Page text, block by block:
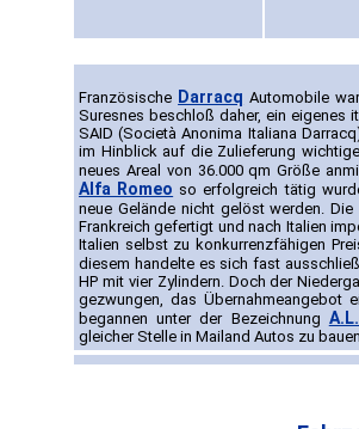
Französische Darracq Automobile
Suresnes beschloß daher, ein eigenes
SAID (Società Anonima Italiana
im Hinblick auf die Zulieferung
neues Areal von 36.000 qm Größe
Alfa Romeo so erfolgreich tätig
neue Gelände nicht gelöst werden.
Frankreich gefertigt und nach Italien
Italien selbst zu konkurrenzfähigen
diesem handelte es sich fast
HP mit vier Zylindern. Doch der
gezwungen, das Übernahmeangebot
begannen unter der Bezeichnung
gleicher Stelle in Mailand Autos zu